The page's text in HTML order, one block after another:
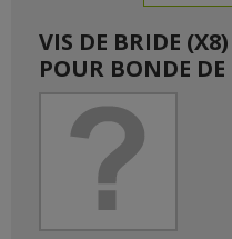
VIS DE BRIDE
POUR BONDE